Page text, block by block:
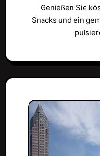
Genießen Sie
Snacks und ein